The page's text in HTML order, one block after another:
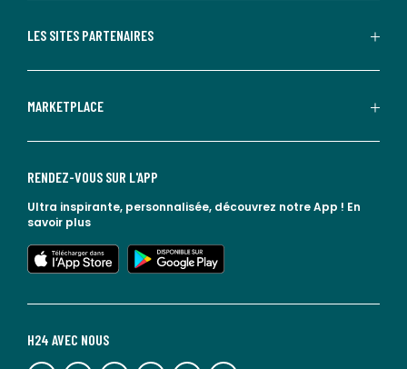
LES SITES PARTENAIRES
MARKETPLACE
H24 AVEC NOUS
lien vers l'espace réseaux sociaux lien vers l'espace réseaux sociaux lien vers l'espace réseaux sociaux lien vers l'espace réseaux sociaux lien vers l'espace réseaux sociaux lien vers le blog la redoute
RENDEZ-VOUS SUR L'APP
Ultra inspirante, personnalisée, découvrez notre App ! En
savoir plus
lien vers l'app store
lien vers google play